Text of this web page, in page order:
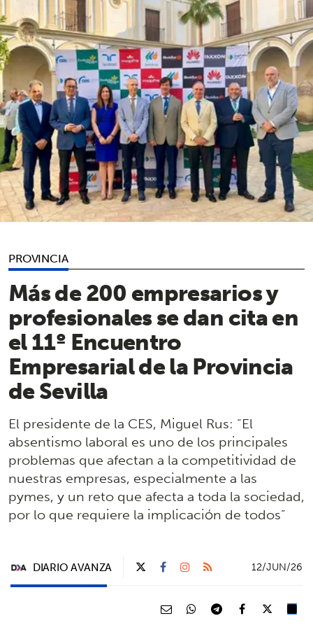
PROVINCIA
Más de 200 empresarios y
profesionales se dan cita en
el 11º Encuentro
Empresarial de la Provincia
de Sevilla
El presidente de la CES, Miguel Rus: “El
absentismo laboral es uno de los principales
problemas que afectan a la competitividad de
nuestras empresas, especialmente a las
pymes, y un reto que afecta a toda la sociedad,
por lo que requiere la implicación de todos”
DIARIO AVANZA 12/JUN/26